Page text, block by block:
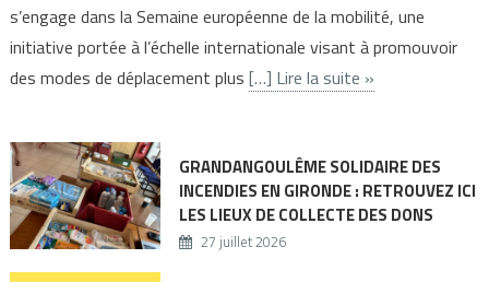
s’engage dans la Semaine européenne de la mobilité, une
initiative portée à l’échelle internationale visant à promouvoir
des modes de déplacement plus […] Lire la suite »
GRANDANGOULÊME SOLIDAIRE DES
INCENDIES EN GIRONDE : RETROUVEZ ICI
LES LIEUX DE COLLECTE DES DONS
27 juillet 2026